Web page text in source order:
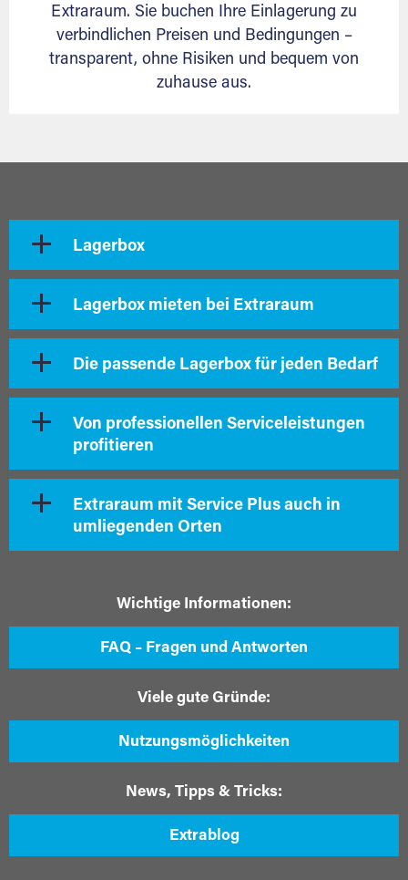
Extraraum. Sie buchen Ihre Einlagerung zu
verbindlichen Preisen und Bedingungen –
transparent, ohne Risiken und bequem von
zuhause aus.
Lagerbox
Lagerbox mieten bei Extraraum
Die passende Lagerbox für jeden Bedarf
Von professionellen Serviceleistungen
profitieren
Extraraum mit Service Plus auch in
umliegenden Orten
Wichtige Informationen:
FAQ – Fragen und Antworten
Viele gute Gründe:
Nutzungsmöglichkeiten
News, Tipps & Tricks:
Extrablog